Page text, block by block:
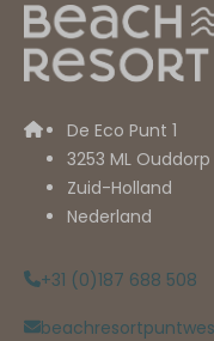
De Eco Punt 1
3253 ML Ouddorp
Zuid-Holland
Nederland
+31 (0)187 688 508